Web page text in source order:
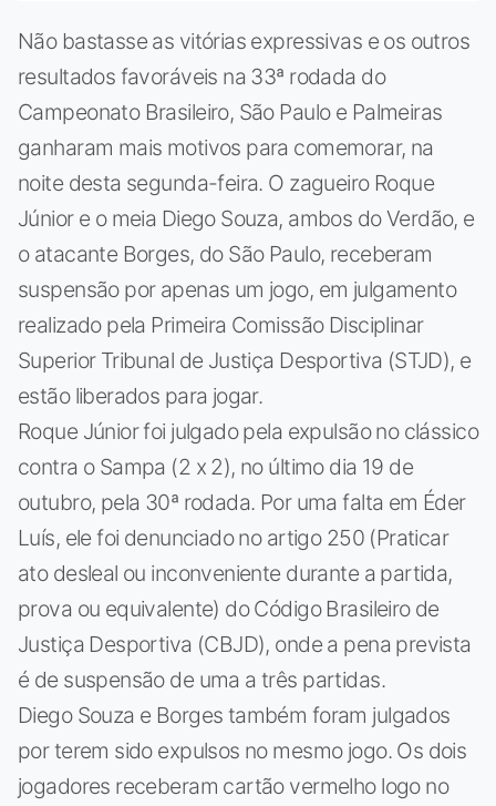
Não bastasse as vitórias expressivas e os outros
resultados favoráveis na 33ª rodada do
Campeonato Brasileiro, São Paulo e Palmeiras
ganharam mais motivos para comemorar, na
noite desta segunda-feira. O zagueiro Roque
Júnior e o meia Diego Souza, ambos do Verdão, e
o atacante Borges, do São Paulo, receberam
suspensão por apenas um jogo, em julgamento
realizado pela Primeira Comissão Disciplinar
Superior Tribunal de Justiça Desportiva (STJD), e
estão liberados para jogar.
Roque Júnior foi julgado pela expulsão no clássico
contra o Sampa (2 x 2), no último dia 19 de
outubro, pela 30ª rodada. Por uma falta em Éder
Luís, ele foi denunciado no artigo 250 (Praticar
ato desleal ou inconveniente durante a partida,
prova ou equivalente) do Código Brasileiro de
Justiça Desportiva (CBJD), onde a pena prevista
é de suspensão de uma a três partidas.
Diego Souza e Borges também foram julgados
por terem sido expulsos no mesmo jogo. Os dois
jogadores receberam cartão vermelho logo no